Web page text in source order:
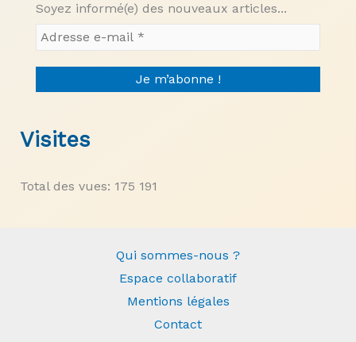
Soyez informé(e) des nouveaux articles...
Visites
Total des vues: 175 191
Qui sommes-nous ?
Espace collaboratif
Mentions légales
Contact